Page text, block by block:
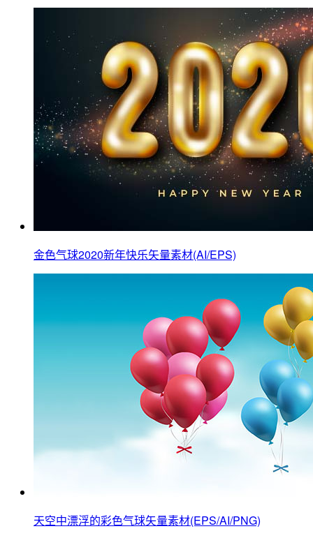
金色气球2020新年快乐矢量素材(AI/EPS)
天空中漂浮的彩色气球矢量素材(EPS/AI/PNG)